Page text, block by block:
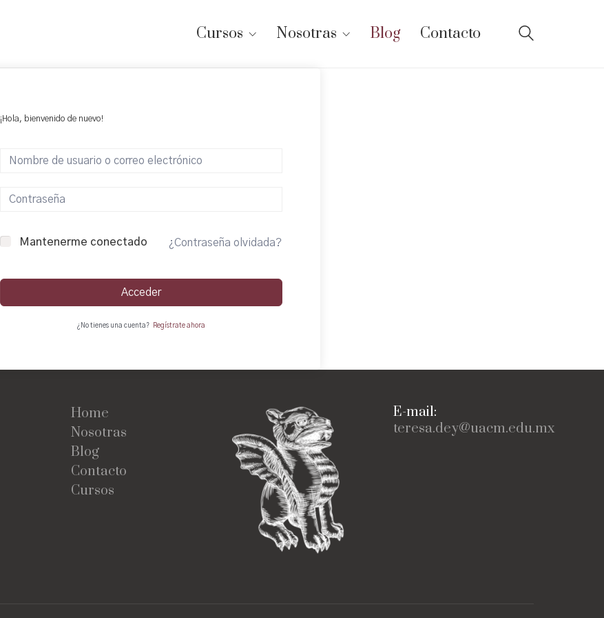
Cursos Nosotras Blog Contacto
¡Hola, bienvenido de nuevo!
Mantenerme conectado ¿Contraseña olvidada?
Acceder
¿No tienes una cuenta? Regístrate ahora
Home
Nosotras
Blog
Contacto
Cursos
E-mail:
teresa.dey@uacm.edu.mx